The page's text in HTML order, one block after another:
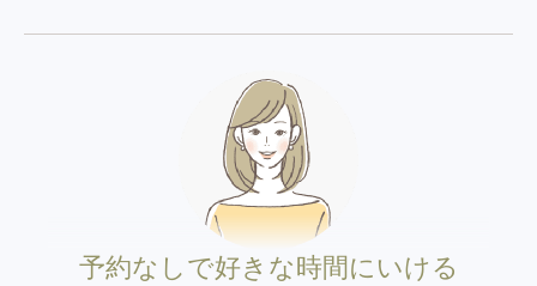
予約なしで好きな時間にいける